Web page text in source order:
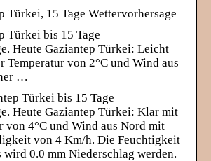
Türkei, 15 Tage Wettervorhersage
Türkei bis 15 Tage
Heute Gaziantep Türkei: Leicht
Temperatur von 2°C und Wind aus
…
Türkei bis 15 Tage
Heute Gaziantep Türkei: Klar mit
von 4°C und Wind aus Nord mit
von 4 Km/h. Die Feuchtigkeit
wird 0.0 mm Niederschlag werden.